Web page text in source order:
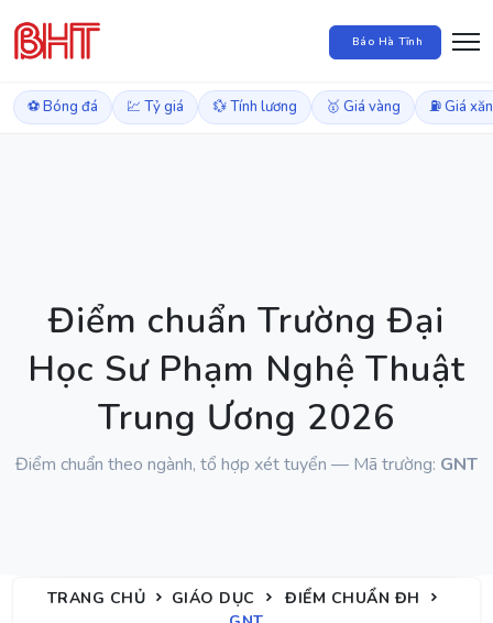
Báo Hà Tĩnh
⚽ Bóng đá 💹 Tỷ giá 💱 Tính lương 🥇 Giá vàng ⛽ Giá
Điểm chuẩn Trường Đại
Học Sư Phạm Nghệ Thuật
Trung Ương 2026
Điểm chuẩn theo ngành, tổ hợp xét tuyển — Mã trường: GNT
TRANG CHỦ GIÁO DỤC
ĐIỂM CHUẨN ĐH